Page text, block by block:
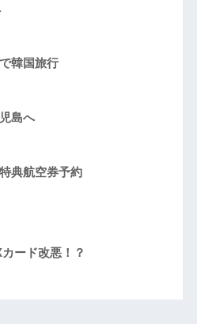
韓国旅行
島へ
典航空券予約
ード改悪！？